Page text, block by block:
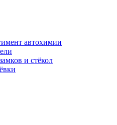
автохимии
и стёкол